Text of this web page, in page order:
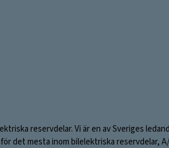
reservdelar. Vi är en av Sveriges
det mesta inom bilelektriska reservdelar,